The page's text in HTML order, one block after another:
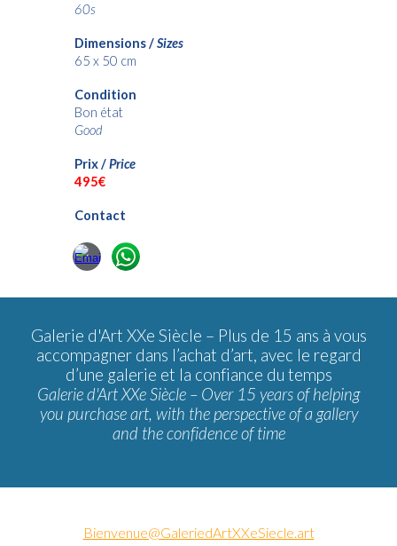
60s
Dimensions /Sizes
65 x 50 cm
Condition
Bon état
Good
Prix /Price
495€
Contact
Galerie d'Art XXe Siècle – Plus de 15 ans à vous
accompagner dans l’achat d’art, avec le regard
d’une galerie et la confiance du temps
Galerie d'Art XXe Siècle – Over 15 years of helping
you purchase art, with the perspective of a gallery
and the confidence of time
Bienvenue@GaleriedArtXXeSiecle.art